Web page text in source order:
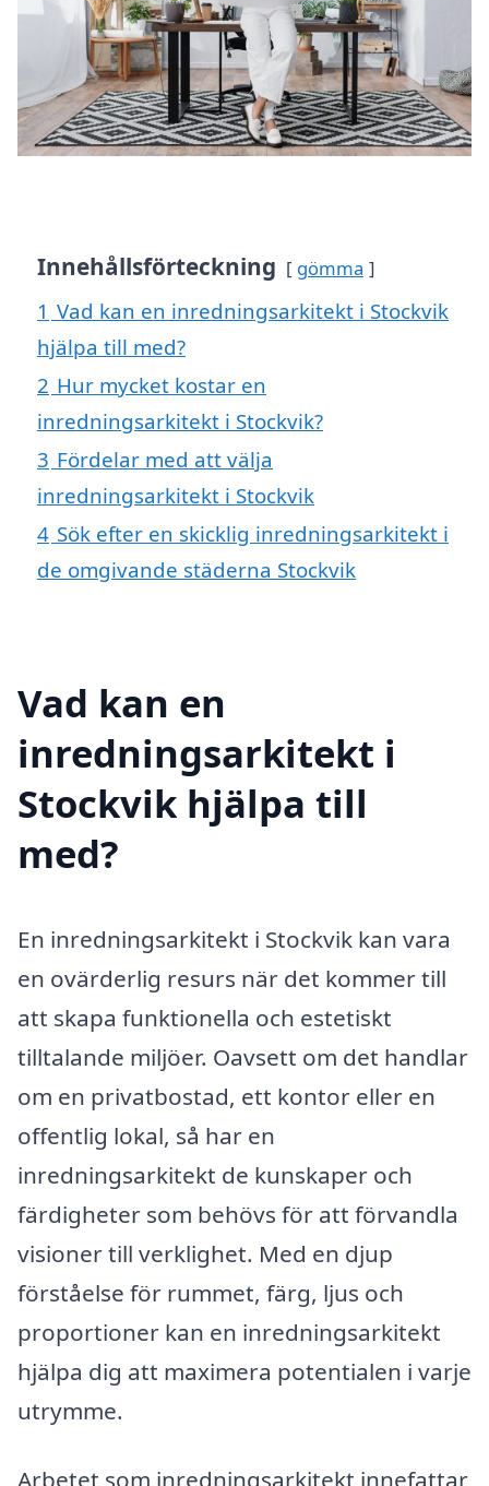
Innehållsförteckning gömma
1 Vad kan en inredningsarkitekt i Stockvik
hjälpa till med?
2 Hur mycket kostar en
inredningsarkitekt i Stockvik?
3 Fördelar med att välja
inredningsarkitekt i Stockvik
4 Sök efter en skicklig inredningsarkitekt i
de omgivande städerna Stockvik
Vad kan en
inredningsarkitekt i
Stockvik hjälpa till
med?
En inredningsarkitekt i Stockvik kan vara
en ovärderlig resurs när det kommer till
att skapa funktionella och estetiskt
tilltalande miljöer. Oavsett om det handlar
om en privatbostad, ett kontor eller en
offentlig lokal, så har en
inredningsarkitekt de kunskaper och
färdigheter som behövs för att förvandla
visioner till verklighet. Med en djup
förståelse för rummet, färg, ljus och
proportioner kan en inredningsarkitekt
hjälpa dig att maximera potentialen i varje
utrymme.
Arbetet som inredningsarkitekt innefattar